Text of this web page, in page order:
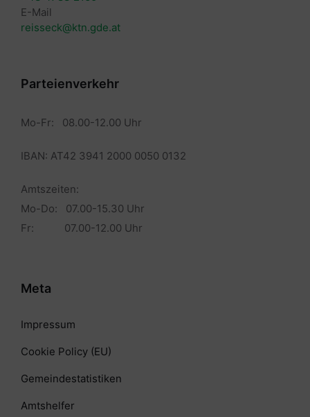
E-Mail
reisseck@ktn.gde.at
Parteienverkehr
Mo-Fr: 08.00-12.00 Uhr
IBAN: AT42 3941 2000 0050 0132
Amtszeiten:
Mo-Do: 07.00-15.30 Uhr
Fr: 07.00-12.00 Uhr
Meta
Impressum
Cookie Policy (EU)
Gemeindestatistiken
Amtshelfer